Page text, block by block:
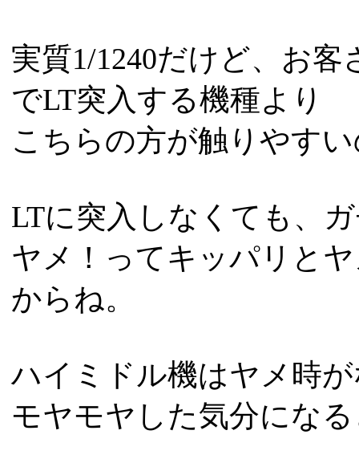
実質1/1240だけど、お客
でLT突入する機種より
こちらの方が触りやす
LTに突入しなくても、
ヤメ！ってキッパリと
からね。
ハイミドル機はヤメ時
モヤモヤした気分にな